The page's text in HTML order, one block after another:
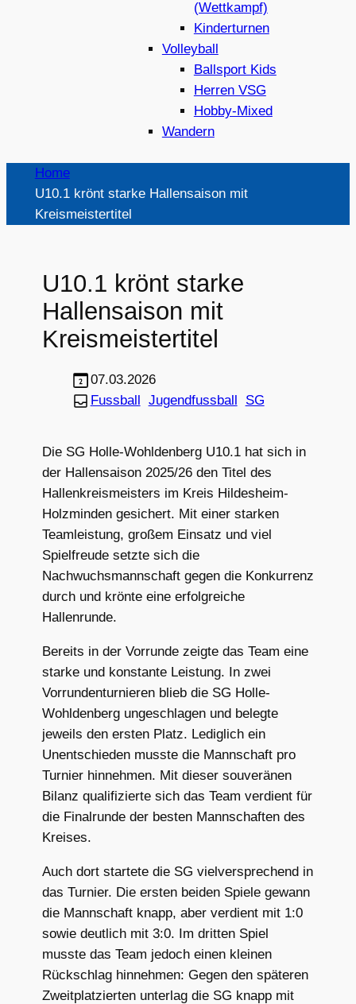
(Wettkampf)
Kinderturnen
Volleyball
Ballsport Kids
Herren VSG
Hobby-Mixed
Wandern
Home
U10.1 krönt starke Hallensaison mit
Kreismeistertitel
U10.1 krönt starke
Hallensaison mit
Kreismeistertitel
07.03.2026
Fussball Jugendfussball SG
Die SG Holle-Wohldenberg U10.1 hat sich in
der Hallensaison 2025/26 den Titel des
Hallenkreismeisters im Kreis Hildesheim-
Holzminden gesichert. Mit einer starken
Teamleistung, großem Einsatz und viel
Spielfreude setzte sich die
Nachwuchsmannschaft gegen die Konkurrenz
durch und krönte eine erfolgreiche
Hallenrunde.
Bereits in der Vorrunde zeigte das Team eine
starke und konstante Leistung. In zwei
Vorrundenturnieren blieb die SG Holle-
Wohldenberg ungeschlagen und belegte
jeweils den ersten Platz. Lediglich ein
Unentschieden musste die Mannschaft pro
Turnier hinnehmen. Mit dieser souveränen
Bilanz qualifizierte sich das Team verdient für
die Finalrunde der besten Mannschaften des
Kreises.
Auch dort startete die SG vielversprechend in
das Turnier. Die ersten beiden Spiele gewann
die Mannschaft knapp, aber verdient mit 1:0
sowie deutlich mit 3:0. Im dritten Spiel
musste das Team jedoch einen kleinen
Rückschlag hinnehmen: Gegen den späteren
Zweitplatzierten unterlag die SG knapp mit